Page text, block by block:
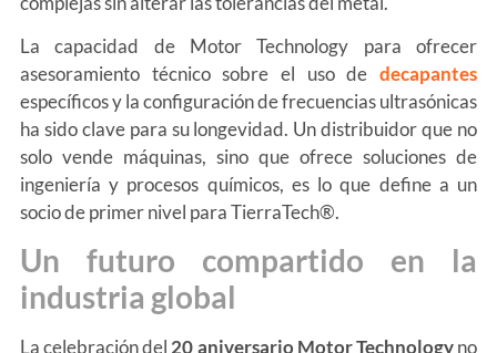
La capacidad de Motor Technology para ofrecer
asesoramiento técnico sobre el uso dedecapantes
específicos y la configuración de frecuencias ultrasónicas
ha sido clave para su longevidad. Un distribuidor que no
solo vende máquinas, sino que ofrece soluciones de
ingeniería y procesos químicos, es lo que define a un
socio de primer nivel para TierraTech®.
Un futuro compartido en la
industria global
La celebración del 20 aniversario Motor Technologyno